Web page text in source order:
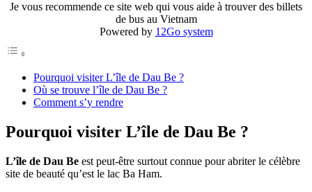
Je vous recommende ce site web qui vous aide à trouver des billets
de bus au Vietnam
Powered by 12Go system
Pourquoi visiter L’île de Dau Be ?
Où se trouve l’île de Dau Be ?
Comment s’y rendre
Pourquoi visiter L’île de Dau Be ?
L’île de Dau Be est peut-être surtout connue pour abriter le célèbre
site de beauté qu’est le lac Ba Ham.